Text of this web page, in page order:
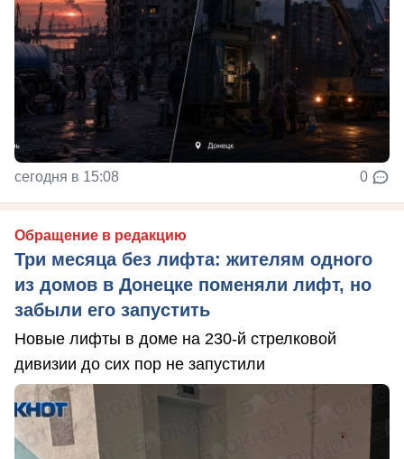
сегодня в 15:08 0
Обращение в редакцию
Три месяца без лифта: жителям одного
из домов в Донецке поменяли лифт, но
забыли его запустить
Новые лифты в доме на 230-й стрелковой
дивизии до сих пор не запустили